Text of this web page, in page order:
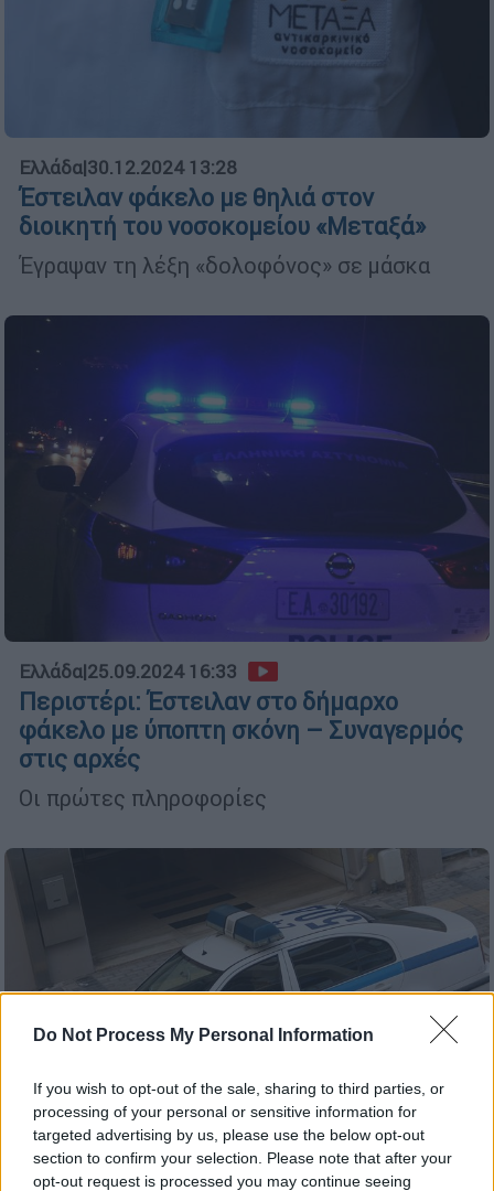
Do Not Process My Personal Information
If you wish to opt-out of the sale, sharing to third parties, or
processing of your personal or sensitive information for
targeted advertising by us, please use the below opt-out
section to confirm your selection. Please note that after your
opt-out request is processed you may continue seeing
Ελλάδα|30.12.2024 13:28
Έστειλαν φάκελο με θηλιά στον
διοικητή του νοσοκομείου «Μεταξά»
Έγραψαν τη λέξη «δολοφόνος» σε μάσκα
Ελλάδα|25.09.2024 16:33
Περιστέρι: Έστειλαν στο δήμαρχο
φάκελο με ύποπτη σκόνη – Συναγερμός
στις αρχές
Οι πρώτες πληροφορίες